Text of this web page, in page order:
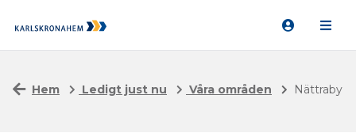
Hem Ledigt just nu Våra områden Nättraby